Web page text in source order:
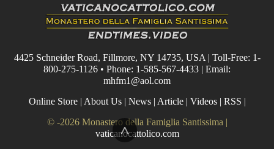
^
4425 Schneider Road, Fillmore, NY 14735, USA | Toll-Free: 1-
800-275-1126 • Phone: 1-585-567-4433 | Email:
mhfm1@aol.com
Online Store| About Us| News| Article| Videos| RSS |
© -2026 Monastero della Famiglia Santissima |
vaticanocattolico.com